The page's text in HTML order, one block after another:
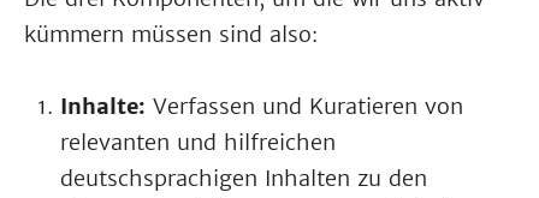
kümmern müssen sind also:
Inhalte: Verfassen und Kuratieren von
relevanten und hilfreichen
deutschsprachigen Inhalten zu den